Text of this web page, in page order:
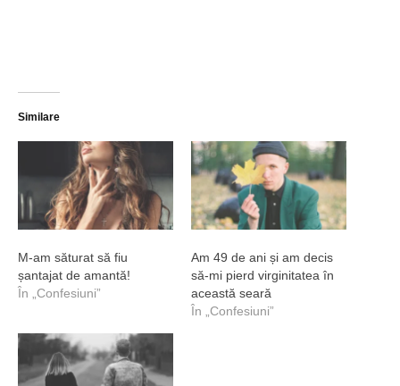
Similare
M-am săturat să fiu
șantajat de amantă!
În „Confesiuni”
Am 49 de ani și am decis
să-mi pierd virginitatea în
această seară
În „Confesiuni”